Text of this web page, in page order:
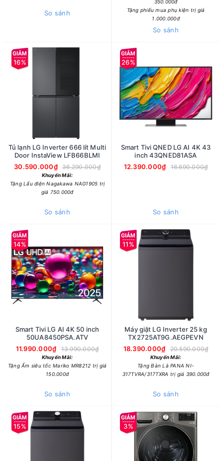
So sánh
350.000đ
Tặng phiếu mua phụ kiện trị giá
1.000.000đ
So sánh
16%
Tủ lạnh LG Inverter 666 lít Multi
Door InstaView LFB66BLMI
30.590.000₫
36.290.000₫
Khuyến Mãi:
Tặng Lẩu điện Nagakawa NAG1905 trị
giá 750.000đ
So sánh
26%
Smart Tivi QNED LG AI 4K 43
inch 43QNED81ASA
12.390.000₫
16.690.000₫
So sánh
14%
Smart Tivi LG AI 4K 50 inch
50UA8450PSA.ATV
11.990.000₫
13.990.000₫
Khuyến Mãi:
Tặng Ấm siêu tốc Mariko MR8212 trị giá
150.000đ
So sánh
11%
Máy giặt LG Inverter 25 kg
TX2725AT9G.AEGPEVN
18.390.000₫
20.590.000₫
Khuyến Mãi:
Tặng Bàn Là PANA NI-
317TVRA/317TXRA trị giá 390.000đ
So sánh
15% 3%